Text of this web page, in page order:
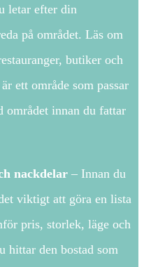
letar efter din
på området. Läs om
butiker och
ett område som passar
området innan du fattar
nackdelar – Innan du
viktigt att göra en lista
pris, storlek, läge och
hittar den bostad som